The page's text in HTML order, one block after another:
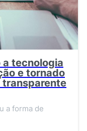
tecnologia
e tornado
transparente
a forma de